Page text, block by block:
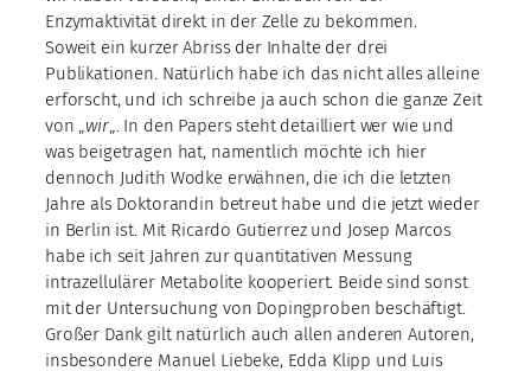
Enzymaktivität direkt in der Zelle zu bekommen.
Soweit ein kurzer Abriss der Inhalte der drei
Publikationen. Natürlich habe ich das nicht alles alleine
erforscht, und ich schreibe ja auch schon die ganze Zeit
von „wir„. In den Papers steht detailliert wer wie und
was beigetragen hat, namentlich möchte ich hier
dennoch Judith Wodke erwähnen, die ich die letzten
Jahre als Doktorandin betreut habe und die jetzt wieder
in Berlin ist. Mit Ricardo Gutierrez und Josep Marcos
habe ich seit Jahren zur quantitativen Messung
intrazellulärer Metabolite kooperiert. Beide sind sonst
mit der Untersuchung von Dopingproben beschäftigt.
Großer Dank gilt natürlich auch allen anderen Autoren,
insbesondere Manuel Liebeke, Edda Klipp und Luis